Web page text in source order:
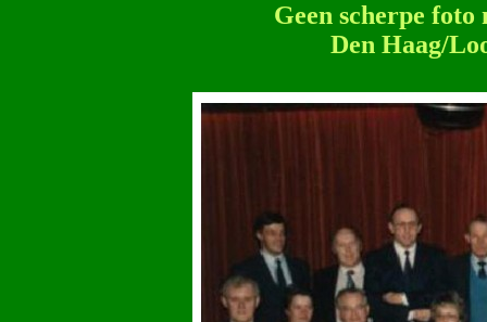
Geen scherpe
Den Haag/